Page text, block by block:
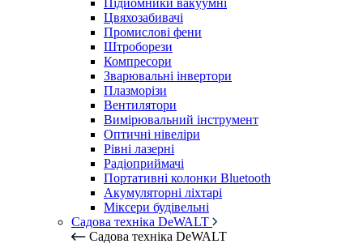
Підйомники вакуумні
Цвяхозабивачі
Промислові фени
Штроборези
Компресори
Зварювальні інвертори
Плазморізи
Вентилятори
Вимірювальний інструмент
Оптичні нівеліри
Рівні лазерні
Радіоприймачі
Портативні колонки Bluetooth
Акумуляторні ліхтарі
Міксери будівельні
Садова техніка DeWALT
Садова техніка DeWALT